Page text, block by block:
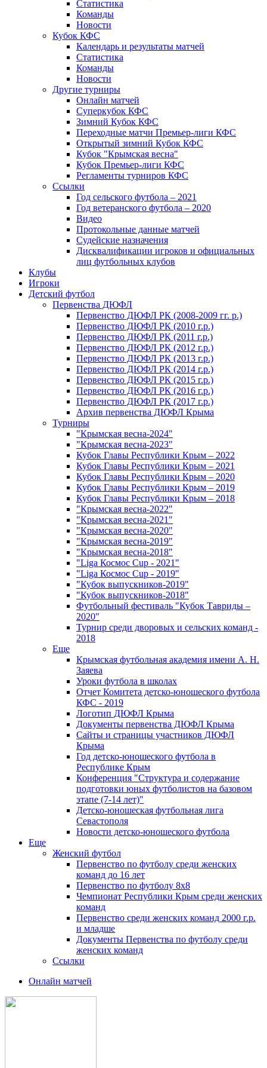
Статистика
Команды
Новости
Кубок КФС
Календарь и результаты матчей
Статистика
Команды
Новости
Другие турниры
Онлайн матчей
Суперкубок КФС
Зимний Кубок КФС
Переходные матчи Премьер-лиги КФС
Открытый зимний Кубок КФС
Кубок "Крымская весна"
Кубок Премьер-лиги КФС
Регламенты турниров КФС
Ссылки
Год сельского футбола – 2021
Год ветеранского футбола – 2020
Видео
Протокольные данные матчей
Судейские назначения
Дисквалификации игроков и официальных
лиц футбольных клубов
Клубы
Игроки
Детский футбол
Первенства ДЮФЛ
Первенство ДЮФЛ РК (2008-2009 гг. р.)
Первенство ДЮФЛ РК (2010 г.р.)
Первенство ДЮФЛ РК (2011 г.р.)
Первенство ДЮФЛ РК (2012 г.р.)
Первенство ДЮФЛ РК (2013 г.р.)
Первенство ДЮФЛ РК (2014 г.р.)
Первенство ДЮФЛ РК (2015 г.р.)
Первенство ДЮФЛ РК (2016 г.р.)
Первенство ДЮФЛ РК (2017 г.р.)
Архив первенства ДЮФЛ Крыма
Турниры
"Крымская весна-2024"
"Крымская весна-2023"
Кубок Главы Республики Крым – 2022
Кубок Главы Республики Крым – 2021
Кубок Главы Республики Крым – 2020
Кубок Главы Республики Крым – 2019
Кубок Главы Республики Крым – 2018
"Крымская весна-2022"
"Крымская весна-2021"
"Крымская весна-2020"
"Крымская весна-2019"
"Крымская весна-2018"
"Liga Космос Cup - 2021"
"Liga Космос Cup - 2019"
"Кубок выпускников-2019"
"Кубок выпускников-2018"
Футбольный фестиваль "Кубок Тавриды –
2020"
Турнир среди дворовых и сельских команд -
2018
Еще
Крымская футбольная академия имени А. Н.
Заяева
Уроки футбола в школах
Отчет Комитета детско-юношеского футбола
КФС - 2019
Логотип ДЮФЛ Крыма
Документы первенства ДЮФЛ Крыма
Сайты и страницы участников ДЮФЛ
Крыма
Год детско-юношеского футбола в
Республике Крым
Конференция "Структура и содержание
подготовки юных футболистов на базовом
этапе (7-14 лет)"
Детско-юношеская футбольная лига
Севастополя
Новости детско-юношеского футбола
Еще
Женский футбол
Первенство по футболу среди женских
команд до 16 лет
Первенство по футболу 8х8
Чемпионат Республики Крым среди женских
команд
Первенство среди женских команд 2000 г.р.
и младше
Документы Первенства по футболу среди
женских команд
Ссылки
Онлайн матчей